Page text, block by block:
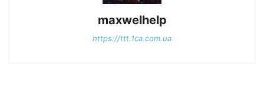
maxwelhelp
https://ttt.1ca.com.ua